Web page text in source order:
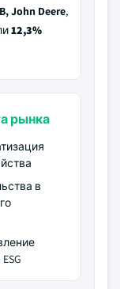
John Deere,
12,3%
рынка
в